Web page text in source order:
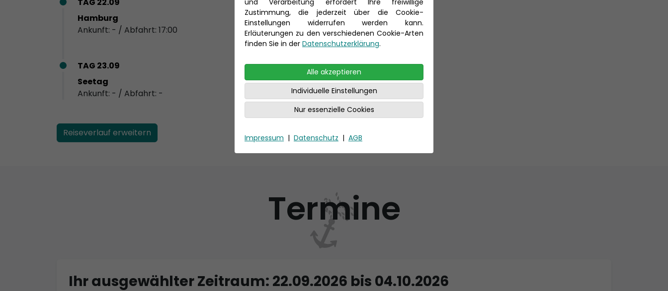
Hamburg
Ankunft: - / Abfahrt: 17:00
TAG 23.09
Seetag
Ankunft: - / Abfahrt: -
Reiseverlauf erweitern
Termine
Ihr ausgewählter Zeitraum: 22.09.2026 bis 04.10.2026
und Verarbeitung erfordert Ihre freiwillige
Zustimmung, die jederzeit über die Cookie-
Einstellungen widerrufen werden kann.
Erläuterungen zu den verschiedenen Cookie-Arten
finden Sie in der Datenschutzerklärung.
Alle akzeptieren
Individuelle Einstellungen
Nur essenzielle Cookies
Impressum | Datenschutz | AGB